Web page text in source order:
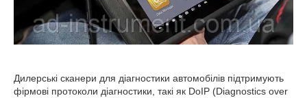
Дилерські сканери для діагностики автомобілів підтримують
фірмові протоколи діагностики, такі як DoIP (Diagnostics over